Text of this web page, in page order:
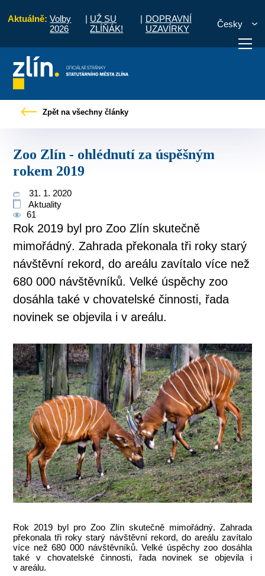
Aktuálně: Volby
2026
| UŽ SU
ZLÍŇÁK!
| DOPRAVNÍ
UZAVÍRKY
Česky
vyřídit Potřebuji zaplatit
Zpět na všechny články
Zoo Zlín - ohlédnutí za úspěšným
rokem 2019
31. 1. 2020
Aktuality
61
Rok 2019 byl pro Zoo Zlín skutečně
mimořádný. Zahrada překonala tři roky starý
návštěvní rekord, do areálu zavítalo více než
680 000 návštěvníků. Velké úspěchy zoo
dosáhla také v chovatelské činnosti, řada
novinek se objevila i v areálu.
Rok 2019 byl pro Zoo Zlín skutečně mimořádný. Zahrada
překonala tři roky starý návštěvní rekord, do areálu zavítalo
více než 680 000 návštěvníků. Velké úspěchy zoo dosáhla
také v chovatelské činnosti, řada novinek se objevila i
v areálu.